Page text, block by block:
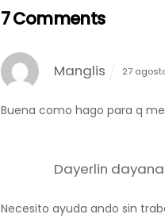
7 Comments
Manglis 27
Buena como hago para q
Dayerlin
Necesito ayuda ando sin